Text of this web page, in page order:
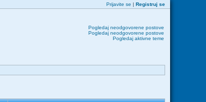
Prijavite se | Registruj se
Pogledaj neodgovorene postove
Pogledaj neodgovorene postove
Pogledaj aktivne teme